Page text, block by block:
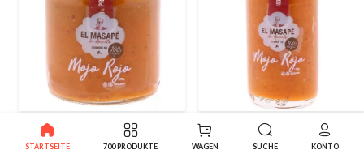
Rote Mojo handwerker
Masape 250ml
Rote Mojo handwerker
Masape 100ml
STARTSEITE 700 PRODUKTE WAGEN SUCHE KONTO